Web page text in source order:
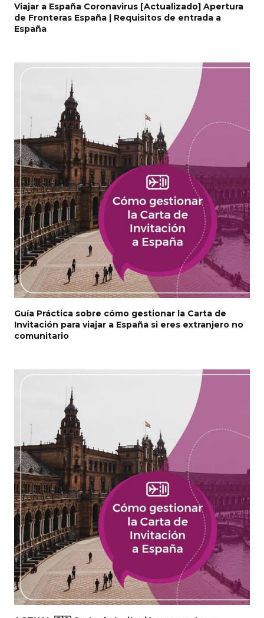
Viajar a España Coronavirus [Actualizado] Apertura
de Fronteras España | Requisitos de entrada a
España
Guía Práctica sobre cómo gestionar la Carta de
Invitación para viajar a España si eres extranjero no
comunitario